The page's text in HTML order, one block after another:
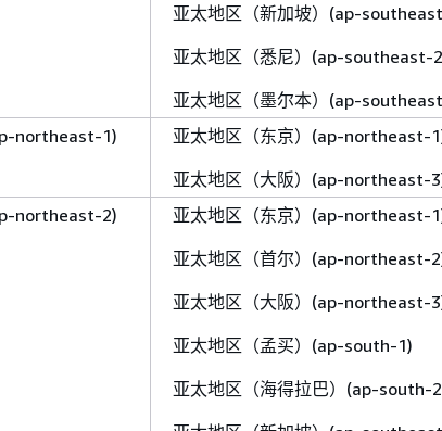
亚太地区（新加坡）(ap-
亚太地区（悉尼）(ap-southeast-
亚太地区（墨尔本）(ap-
northeast-1)
亚太地区（东京）(ap-northeast-
亚太地区（大阪）(ap-northeast-
northeast-2)
亚太地区（东京）(ap-northeast-
亚太地区（首尔）(ap-northeast-
亚太地区（大阪）(ap-northeast-
亚太地区（孟买）(ap-south-1)
亚太地区（海得拉巴）(ap-south-